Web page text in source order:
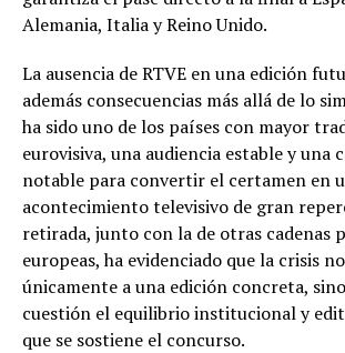
Alemania, Italia y Reino Unido.
La ausencia de RTVE en una edición
además consecuencias más allá de lo
ha sido uno de los países con mayor
eurovisiva, una audiencia estable y una
notable para convertir el certamen en
acontecimiento televisivo de gran
retirada, junto con la de otras cadenas
europeas, ha evidenciado que la crisis
únicamente a una edición concreta,
cuestión el equilibrio institucional y
que se sostiene el concurso.